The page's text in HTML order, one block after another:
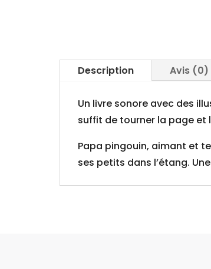
Description Avis (0)
Un livre sonore avec des
suffit de tourner la page et
Papa pingouin, aimant et
ses petits dans l’étang.